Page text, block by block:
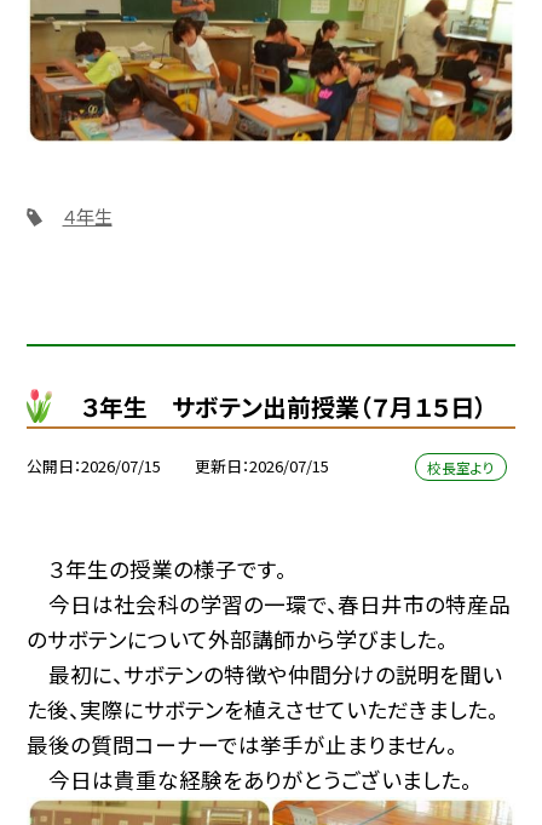
４年生
３年生 サボテン出前授業（７月１５日）
公開日 2026/07/15 更新日 2026/07/15 校長室より
３年生の授業の様子です。
今日は社会科の学習の一環で、春日井市の特産品
のサボテンについて外部講師から学びました。
最初に、サボテンの特徴や仲間分けの説明を聞い
た後、実際にサボテンを植えさせていただきました。
最後の質問コーナーでは挙手が止まりません。
今日は貴重な経験をありがとうございました。